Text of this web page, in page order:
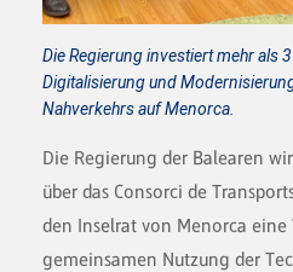
Die Regierung investiert mehr als
Digitalisierung und
Nahverkehrs auf Menorca.
Die Regierung der Balearen
über das Consorci de
den Inselrat von Menorca eine
gemeinsamen Nutzung der